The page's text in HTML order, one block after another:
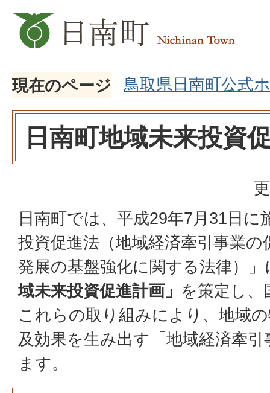
現在のページ 鳥取県日南町公式
日南町地域未来投資
日南町では、平成29年7月31日に
投資促進法（地域経済牽引事業
発展の基盤強化に関する法律）
域未来投資促進計画」 を策定し、
これらの取り組みにより、地域
及効果を生み出す「地域経済牽
ます。